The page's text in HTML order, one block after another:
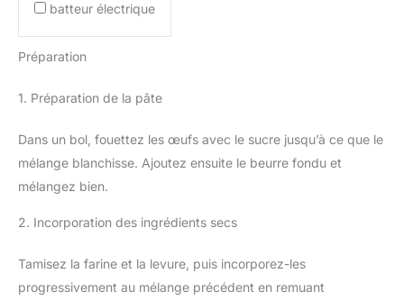
batteur électrique
Préparation
1. Préparation de la pâte
Dans un bol, fouettez les œufs avec le sucre jusqu’à ce que le
mélange blanchisse. Ajoutez ensuite le beurre fondu et
mélangez bien.
2. Incorporation des ingrédients secs
Tamisez la farine et la levure, puis incorporez-les
progressivement au mélange précédent en remuant